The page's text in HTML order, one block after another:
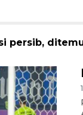
persib,